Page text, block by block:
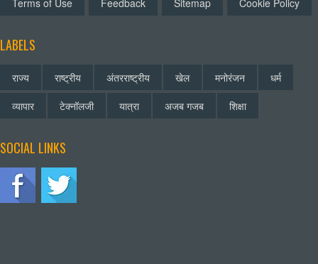
Terms of Use
Feedback Sitemap Cookie Policy
LABELS
राज्य राष्ट्रीय अंतरराष्ट्रीय खेल मनोरंजन
धर्म
व्यापार
टेक्नॉलजी यात्रा अजब गजब शिक्षा
SOCIAL LINKS